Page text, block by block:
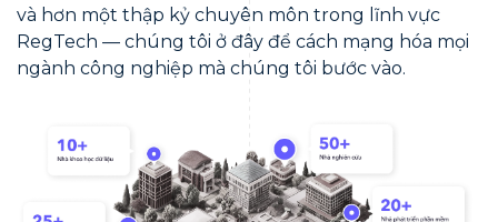
và hơn một thập kỷ chuyên môn trong lĩnh vực
RegTech — chúng tôi ở đây để cách mạng hóa mọi
ngành công nghiệp mà chúng tôi bước vào.